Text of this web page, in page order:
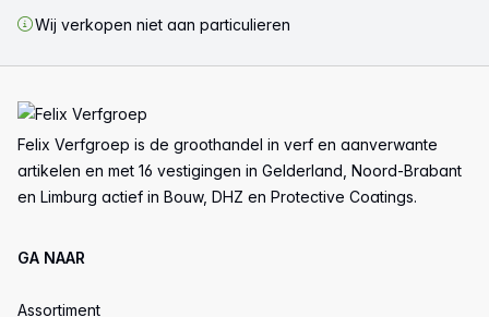
Wij verkopen niet aan particulieren
Felix Verfgroep is de groothandel in verf en aanverwante
artikelen en met 16 vestigingen in Gelderland, Noord-Brabant
en Limburg actief in Bouw, DHZ en Protective Coatings.
GA NAAR
Assortiment